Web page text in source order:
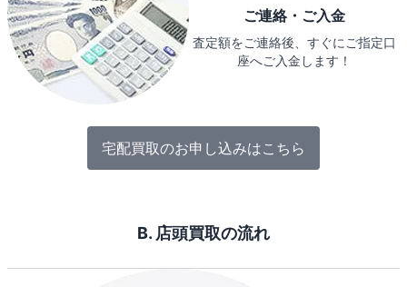
ご連絡・ご入金
査定額をご連絡後、すぐにご指定口
座へご入金します！
宅配買取のお申し込みはこちら
B. 店頭買取の流れ